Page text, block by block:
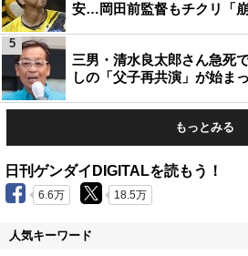
安…岡田前監督もチクリ「
三男・清水良太郎さん急死
しの「父子再共演」が始ま
5
もっとみる
日刊ゲンダイDIGITALを読もう！
6.6万 18.5万
人気キーワード